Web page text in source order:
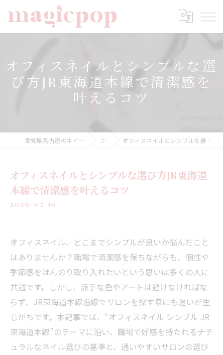
オフィスネイルとシンプルな選
び方JR東海道本線で清潔感を
叶えるコツ
愛知県名古屋のネイルならnailsalon magicpop コラム オフィスネイルとシンプルな選び方JR東海道本線で清潔感を叶えるコツ
オフィスネイルとシンプルな選び方JR東海道
本線で清潔感を叶えるコツ
2026/02/19
オフィスネイル、どこまでシンプルが良いか悩んだこと
はありませんか？職場で清潔感を保ちながらも、個性や
季節感をほんのり取り入れたいという思いは多くの人に
共通です。しかし、派手な色やアートは避けなければな
らず、JR東海道本線沿線でサロンを探す際にも迷いが生
じがちです。本記事では、“オフィスネイル シンプル JR
東海道本線”のテーマに沿い、職場で好感を持たれるナチ
ュラルなネイル選びの基準と、通いやすいサロンの選び